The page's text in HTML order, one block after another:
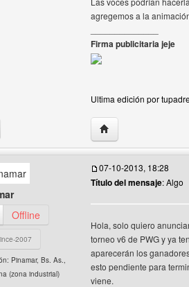
agregemos a la
Firma publicitaria jeje
Ultima edición por
Visitar sitio web del
Ver perfil del usuario
Offline
2007
Pinamar, Bs. As.,
(zona industrial)
07-10-2013, 18:28
Título del mensaje: Algo
Hola, solo quiero
torneo v6 de PWG y ya
aparecerán los
esto pendiente para
viene.